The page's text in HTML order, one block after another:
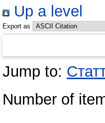
Up a level
Export as
Jump to:
Number of